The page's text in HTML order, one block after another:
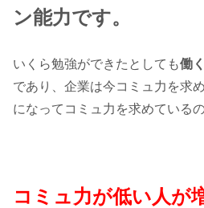
ン能力です。
いくら勉強ができたとしても働
であり、企業は今コミュ力を求
になってコミュ力を求めている
コミュ力が低い人が